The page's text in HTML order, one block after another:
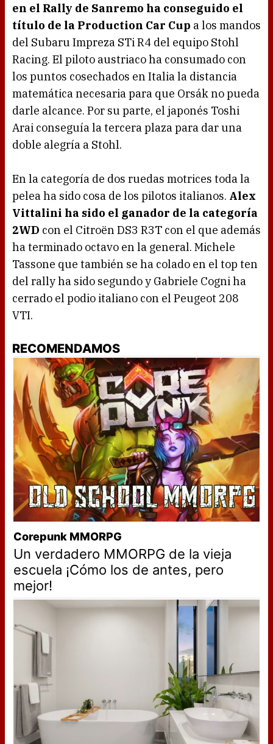
en el Rally de Sanremo ha conseguido el
título de la Production Car Cup a los mandos
del Subaru Impreza STi R4 del equipo Stohl
Racing. El piloto austriaco ha consumado con
los puntos cosechados en Italia la distancia
matemática necesaria para que Orsák no pueda
darle alcance. Por su parte, el japonés Toshi
Arai conseguía la tercera plaza para dar una
doble alegría a Stohl.
En la categoría de dos ruedas motrices toda la
pelea ha sido cosa de los pilotos italianos. Alex
Vittalini ha sido el ganador de la categoría
2WD con el Citroën DS3 R3T con el que además
ha terminado octavo en la general. Michele
Tassone que también se ha colado en el top ten
del rally ha sido segundo y Gabriele Cogni ha
cerrado el podio italiano con el Peugeot 208
VTI.
RECOMENDAMOS
Corepunk MMORPG
Un verdadero MMORPG de la vieja
escuela ¡Cómo los de antes, pero
mejor!